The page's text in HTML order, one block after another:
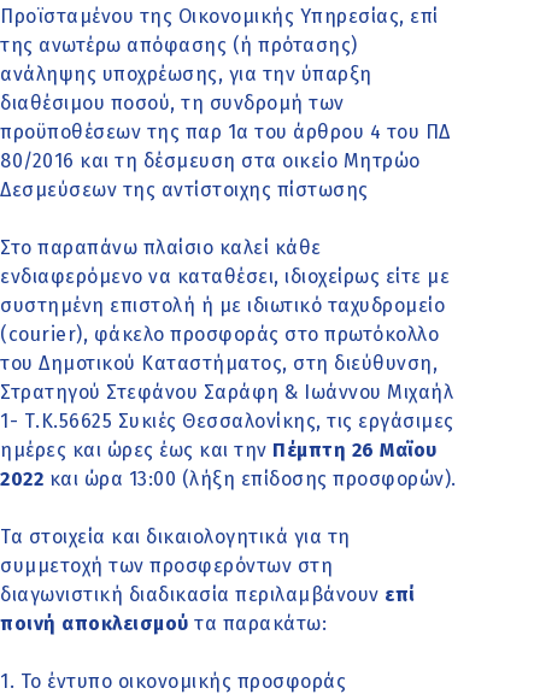
Προϊσταμένου της Οικονομικής Υπηρεσίας, επί
της ανωτέρω απόφασης (ή πρότασης)
ανάληψης υποχρέωσης, για την ύπαρξη
διαθέσιμου ποσού, τη συνδρομή των
προϋποθέσεων της παρ 1α του άρθρου 4 του ΠΔ
80/2016 και τη δέσμευση στα οικείο Μητρώο
Δεσμεύσεων της αντίστοιχης πίστωσης
Στο παραπάνω πλαίσιο καλεί κάθε
ενδιαφερόμενο να καταθέσει, ιδιοχείρως είτε με
συστημένη επιστολή ή με ιδιωτικό ταχυδρομείο
(courier), φάκελο προσφοράς στο πρωτόκολλο
του Δημοτικού Καταστήματος, στη διεύθυνση,
Στρατηγού Στεφάνου Σαράφη & Ιωάννου Μιχαήλ
1- Τ.Κ.56625 Συκιές Θεσσαλονίκης, τις εργάσιμες
ημέρες και ώρες έως και την Πέμπτη 26 Μαϊου
2022 και ώρα 13:00 (λήξη επίδοσης προσφορών).
Τα στοιχεία και δικαιολογητικά για τη
συμμετοχή των προσφερόντων στη
διαγωνιστική διαδικασία περιλαμβάνουν επί
ποινή αποκλεισμού τα παρακάτω:
1. Το έντυπο οικονομικής προσφοράς